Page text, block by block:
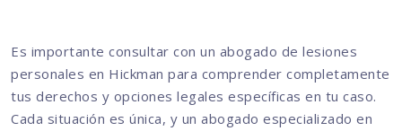
Es importante consultar con un abogado de lesiones
personales en Hickman para comprender completamente
tus derechos y opciones legales específicas en tu caso.
Cada situación es única, y un abogado especializado en